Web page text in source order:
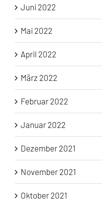
Juni 2022
Mai 2022
April 2022
März 2022
Februar 2022
Januar 2022
Dezember 2021
November 2021
Oktober 2021